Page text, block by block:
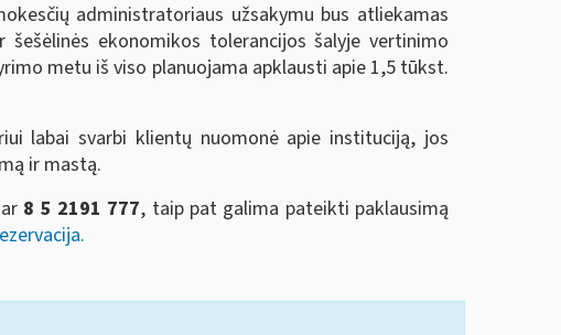
administratoriaus užsakymu bus atliekamas
ekonomikos tolerancijos šalyje vertinimo
metu iš viso planuojama apklausti apie 1,5 tūkst.
labai svarbi klientų nuomonė apie instituciją, jos
ir mastą.
ar 8 5 2191 777, taip pat galima pateikti paklausimą